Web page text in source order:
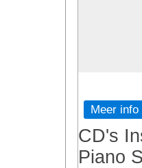
Meer info
CD's
Piano